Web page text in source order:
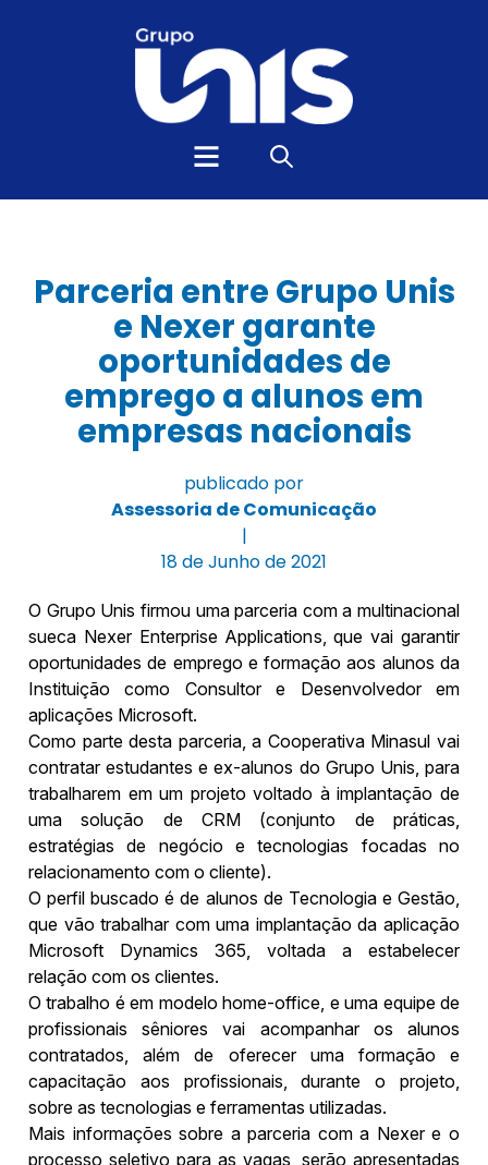
Parceria entre Grupo Unis
e Nexer garante
oportunidades de
emprego a alunos em
empresas nacionais
publicado por
Assessoria de Comunicação
|
18 de Junho de 2021
O Grupo Unis firmou uma parceria com a multinacional
sueca Nexer Enterprise Applications, que vai garantir
oportunidades de emprego e formação aos alunos da
Instituição como Consultor e Desenvolvedor em
aplicações Microsoft.
Como parte desta parceria, a Cooperativa Minasul vai
contratar estudantes e ex-alunos do Grupo Unis, para
trabalharem em um projeto voltado à implantação de
uma solução de CRM (conjunto de práticas,
estratégias de negócio e tecnologias focadas no
relacionamento com o cliente).
O perfil buscado é de alunos de Tecnologia e Gestão,
que vão trabalhar com uma implantação da aplicação
Microsoft Dynamics 365, voltada a estabelecer
relação com os clientes.
O trabalho é em modelo home-office, e uma equipe de
profissionais sêniores vai acompanhar os alunos
contratados, além de oferecer uma formação e
capacitação aos profissionais, durante o projeto,
sobre as tecnologias e ferramentas utilizadas.
Mais informações sobre a parceria com a Nexer e o
processo seletivo para as vagas, serão apresentadas